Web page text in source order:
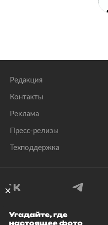
Редакция
Контакты
Реклама
Пресс-релизы
Техподдержка
© 1999–2026
Угадайте, где
настоящее фото